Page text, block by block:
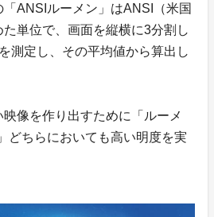
ANSIルーメン」はANSI（米国
単位で、画面を縦横に3分割し
測定し、その平均値から算出し
映像を作り出すために「ルーメ
どちらにおいても高い明度を実